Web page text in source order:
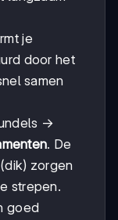
je
door het
samen
→
. De
(dik) zorgen
strepen.
goed